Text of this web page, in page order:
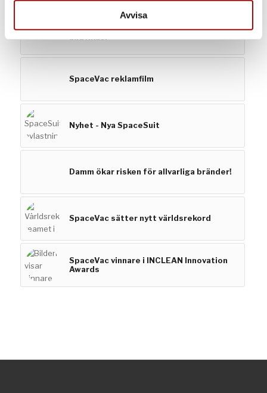
samlat in när du har använt deras tjänster.
Avvisa
Höghöjdsstädning - så kan fallolyckor
undvikas!
SpaceVac reklamfilm
Nyhet - Nya SpaceSuit
Damm ökar risken för allvarliga bränder!
SpaceVac sätter nytt världsrekord
SpaceVac vinnare i INCLEAN Innovation
Awards